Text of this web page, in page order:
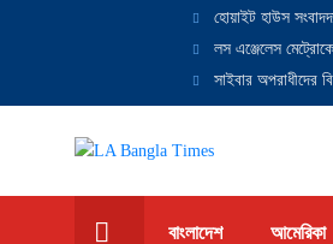
হোয়াইট হাউস
লস এঞ্জেলেস
সাইবার অপরাধীদের
বাংলাদেশ আমেরিকা